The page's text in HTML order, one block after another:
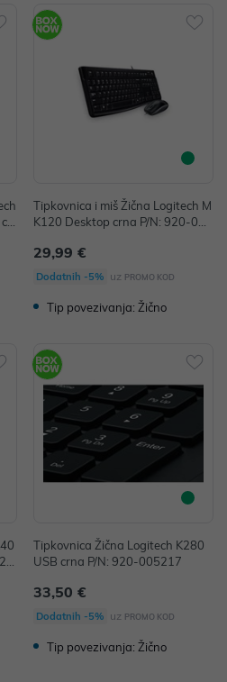
Tipkovnica i miš Žična Logitech M
K120 Desktop crna P/N: 920-002
29,99 €
Dodatnih -5% uz PROMO KOD
Tip povezivanja: Žično
Tipkovnica Žična Logitech K280
USB crna P/N: 920-005217
33,50 €
Dodatnih -5% uz PROMO KOD
Tip povezivanja: Žično